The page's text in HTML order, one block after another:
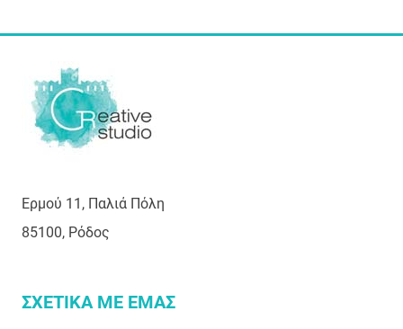
Ερμού 11, Παλιά Πόλη
85100, Ρόδος
ΣΧΕΤΙΚΑ ΜΕ ΕΜΑΣ